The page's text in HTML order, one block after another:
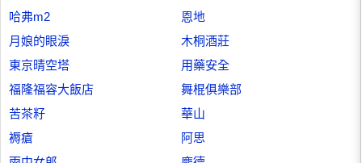
哈弗m2
恩地
月娘的眼淚
木桐酒莊
東京晴空塔
用藥安全
福隆福容大飯店
舞棍俱樂部
苦茶籽
華山
褥瘡
阿思